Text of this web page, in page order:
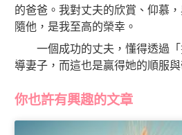
的爸爸。我對丈夫的欣賞、仰慕
隨他，是我至高的榮幸。
一個成功的丈夫，懂得透過「
導妻子，而這也是贏得她的順服
你也許有興趣的文章